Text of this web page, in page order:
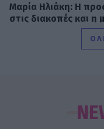
Μαρία Ηλιάκη: Η
στις διακοπές και η
διάσπαση
και τον 10 μηνών
πρώτες